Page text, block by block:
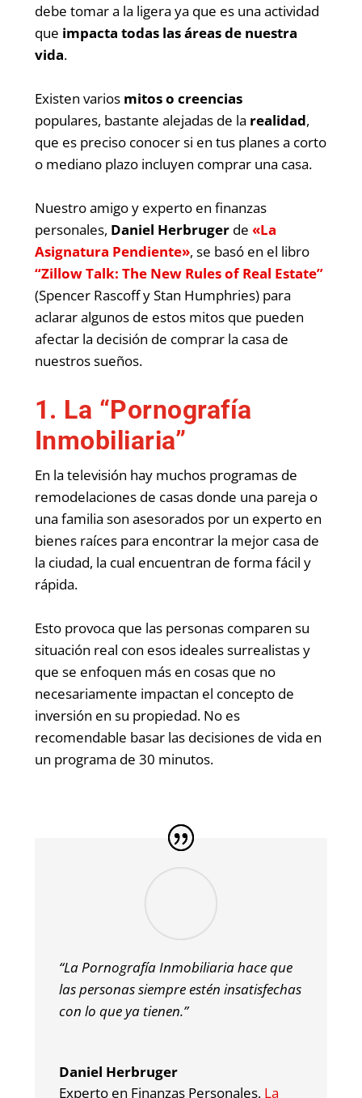
debe tomar a la ligera ya que es una actividad
que impacta todas las áreas de nuestra
vida.
Existen varios mitoso creencias
populares, bastante alejadas de la realidad,
que es preciso conocer si en tus planes a corto
o mediano plazo incluyen comprar una casa.
Nuestro amigo y experto en finanzas
personales, Daniel Herbrugerde «La
Asignatura Pendiente», se basó en el libro
“Zillow Talk: The New Rules of Real Estate”
(Spencer Rascoff y Stan Humphries) para
aclarar algunos de estos mitos que pueden
afectar la decisión de comprar la casa de
nuestros sueños.
1. La “Pornografía
Inmobiliaria”
En la televisión hay muchos programas de
remodelaciones de casas donde una pareja o
una familia son asesorados por un experto en
bienes raíces para encontrar la mejor casa de
la ciudad, la cual encuentran de forma fácil y
rápida.
Esto provoca que las personas comparen su
situación real con esos ideales surrealistas y
que se enfoquen más en cosas que no
necesariamente impactan el concepto de
inversión en su propiedad. No es
recomendable basar las decisiones de vida en
un programa de 30 minutos.
“La Pornografía Inmobiliaria hace que
las personas siempre estén insatisfechas
con lo que ya tienen.”
Daniel Herbruger
Experto en Finanzas Personales, La